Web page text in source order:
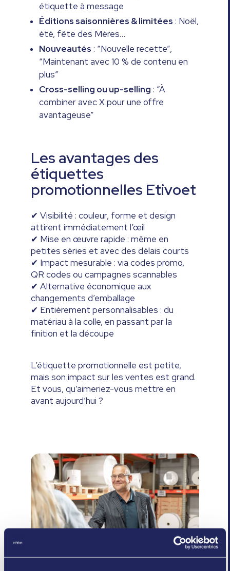
étiquette à message
Éditions saisonnières & limitées : Noël,
été, fête des Mères…
Nouveautés : “Nouvelle recette”,
“Maintenant avec 10 % de contenu en
plus”
Cross-selling ou up-selling : “À
combiner avec X pour une offre
avantageuse”
Les avantages des
étiquettes
promotionnelles Etivoet
✔ Visibilité : couleur, forme et design
attirent immédiatement l’œil
✔ Mise en œuvre rapide : même en
petites séries et avec des délais courts
✔ Impact mesurable : via codes promo,
QR codes ou campagnes scannables
✔ Alternative économique aux
changements d’emballage
✔ Entièrement personnalisables : du
matériau à la colle, en passant par la
finition et la découpe
L’étiquette promotionnelle est petite,
mais son impact sur les ventes est grand.
Et vous, qu’aimeriez-vous mettre en
avant aujourd’hui ?